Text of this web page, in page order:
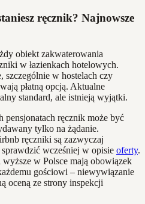
ręcznik? Najnowsze
obiekt zakwaterowania
w łazienkach hotelowych.
szczególnie w hostelach czy
płatną opcją. Aktualne
standard, ale istnieją wyjątki.
pensjonatach ręcznik może być
tylko na żądanie.
ręczniki są zazwyczaj
wcześniej w opisie oferty.
w Polsce mają obowiązek
gościowi – niewywiązanie
oceną ze strony inspekcji